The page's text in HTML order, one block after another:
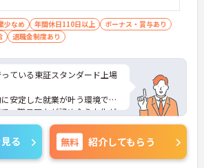
少なめ 年間休日110日以上
ボーナス・賞与あり
退職金制度あり
ている東証スタンダード上場
安定した就業が叶う環境で
、職員同士が認め合う文化が
面接対策ポイントなど、さら
のでお気軽にご相談くださ
る 無料 紹介してもらう